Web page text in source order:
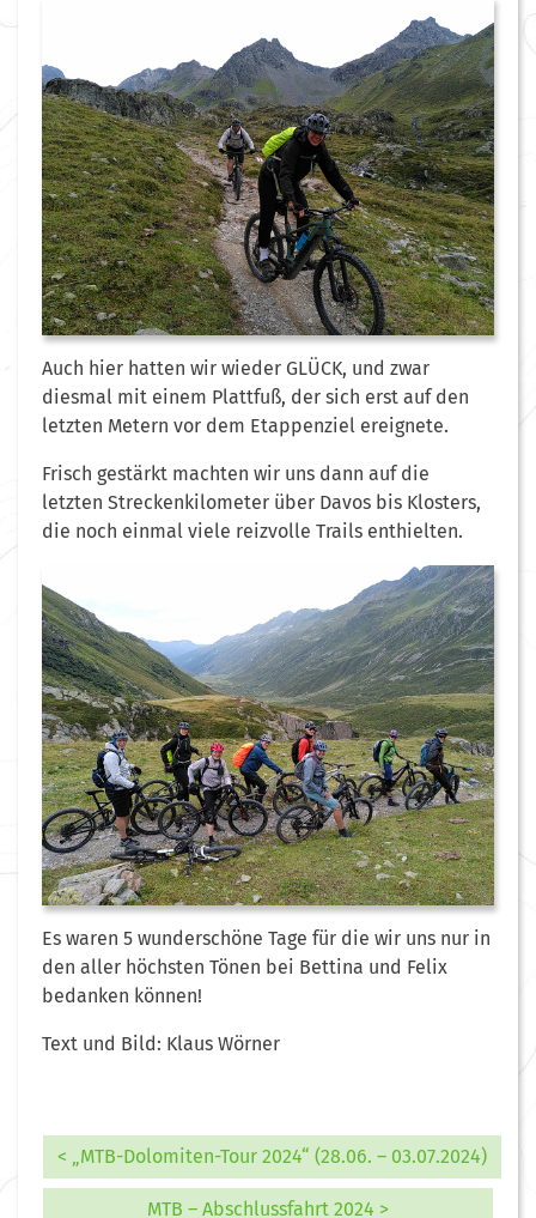
Auch hier hatten wir wieder GLÜCK, und zwar
diesmal mit einem Plattfuß, der sich erst auf den
letzten Metern vor dem Etappenziel ereignete.
Frisch gestärkt machten wir uns dann auf die
letzten Streckenkilometer über Davos bis Klosters,
die noch einmal viele reizvolle Trails enthielten.
Es waren 5 wunderschöne Tage für die wir uns nur in
den aller höchsten Tönen bei Bettina und Felix
bedanken können!
Text und Bild: Klaus Wörner
< „MTB-Dolomiten-Tour 2024“ (28.06. – 03.07.2024)
MTB – Abschlussfahrt 2024 >